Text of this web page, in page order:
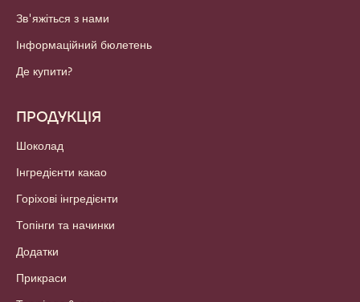
Зв'яжіться з нами
Інформаційний бюлетень
Де купити?
ПРОДУКЦІЯ
Шоколад
Інгредієнти какао
Горіхові інгредієнти
Топінги та начинки
Додатки
Прикраси